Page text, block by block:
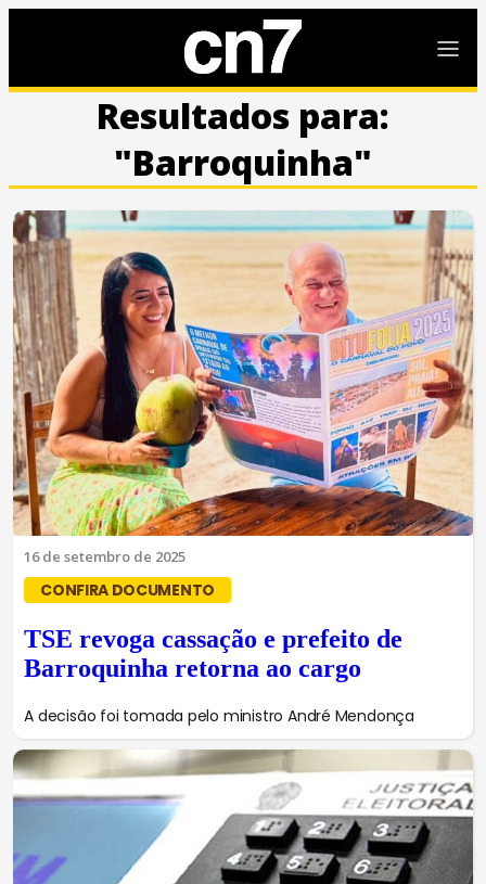
Resultados para:
"Barroquinha"
16 de setembro de 2025
CONFIRA DOCUMENTO
TSE revoga cassação e prefeito de
Barroquinha retorna ao cargo
A decisão foi tomada pelo ministro André Mendonça